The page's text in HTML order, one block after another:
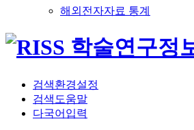
해외전자자료 통계
검색환경설정
검색도움말
다국어입력